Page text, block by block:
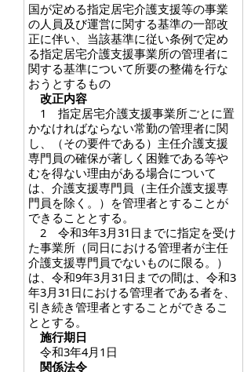
国が定める指定居宅介護支援等の事業
の人員及び運営に関する基準の一部改
正に伴い、当該基準に従い条例で定め
る指定居宅介護支援事業所の管理者に
関する基準について所要の整備を行な
おうとするもの
改正内容
1 指定居宅介護支援事業所ごとに置
かなければならない常勤の管理者に関
し、（その要件である）主任介護支援
専門員の確保が著しく困難である等や
むを得ない理由がある場合について
は、介護支援専門員（主任介護支援専
門員を除く。）を管理者とすることが
できることとする。
2 令和3年3月31日までに指定を受け
た事業所（同日における管理者が主任
介護支援専門員でないものに限る。）
は、令和9年3月31日までの間は、令和3
年3月31日における管理者である者を、
引き続き管理者とすることができるこ
ととする。
施行期日
令和3年4月1日
関係法令